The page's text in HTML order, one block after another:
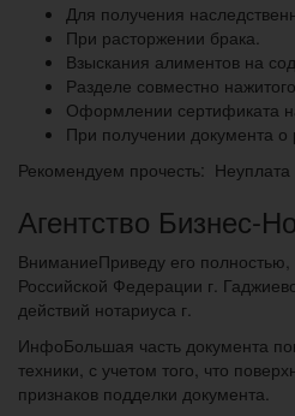
Для получения
При расторжении брака.
Взыскания алиментов на
Разделе совместно
Оформлении сертификата
При получении документа
Рекомендуем прочесть:
Агентство Бизнес-
ВниманиеПриведу его
Российской Федерации г.
действий нотариуса г.
ИнфоБольшая часть документа
техники, с учетом того, что
признаков подделки документа.